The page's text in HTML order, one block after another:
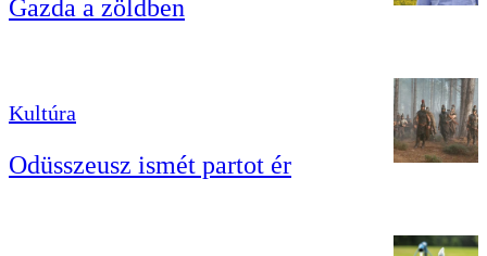
Gazda a zöldben
Kultúra
Odüsszeusz ismét partot ér